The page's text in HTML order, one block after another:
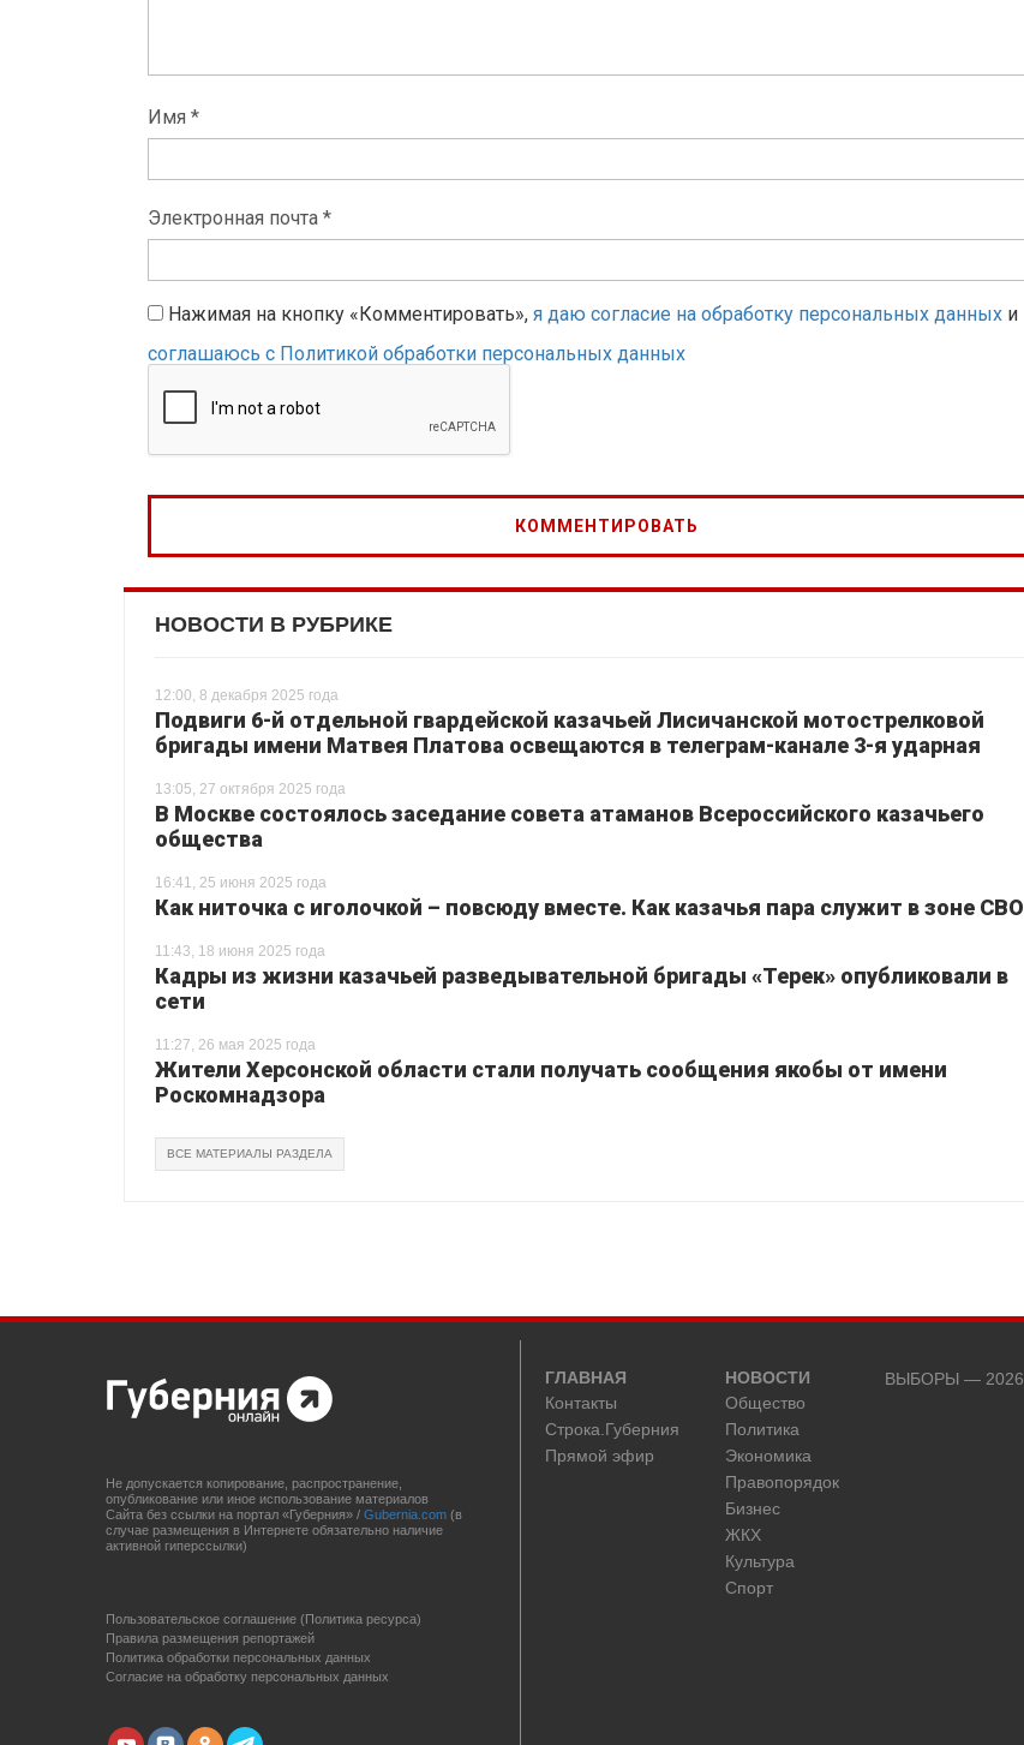
Имя *
Электронная почта *
Нажимая на кнопку «Комментировать», я даю согласие на обработку персональных данных и
соглашаюсь с Политикой обработки персональных данных
НОВОСТИ В РУБРИКЕ
12:00, 8 декабря 2025 года
Подвиги 6-й отдельной гвардейской казачьей Лисичанской мотострелковой
бригады имени Матвея Платова освещаются в телеграм-канале 3-я ударная
13:05, 27 октября 2025 года
В Москве состоялось заседание совета атаманов Всероссийского казачьего
общества
16:41, 25 июня 2025 года
Как ниточка с иголочкой – повсюду вместе. Как казачья пара служит в зоне СВО
11:43, 18 июня 2025 года
Кадры из жизни казачьей разведывательной бригады «Терек» опубликовали в
сети
11:27, 26 мая 2025 года
Жители Херсонской области стали получать сообщения якобы от имени
Роскомнадзора
ВСЕ МАТЕРИАЛЫ РАЗДЕЛА
Не допускается копирование, распространение,
опубликование или иное использование материалов
Сайта без ссылки на портал «Губерния» / Gubernia.com (в
случае размещения в Интернете обязательно наличие
активной гиперссылки)
Пользовательское соглашение (Политика ресурса)
Правила размещения репортажей
Политика обработки персональных данных
Согласие на обработку персональных данных
ГЛАВНАЯ
Контакты
Строка.Губерния
Прямой эфир
НОВОСТИ
Общество
Политика
Экономика
Правопорядок
Бизнес
ЖКХ
Культура
Спорт
ВЫБОРЫ — 2026